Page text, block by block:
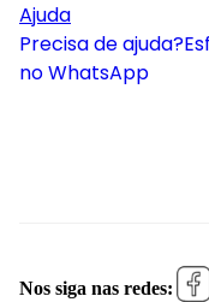
Ajuda
Precisa de ajuda?
no WhatsApp
Nos siga nas redes: